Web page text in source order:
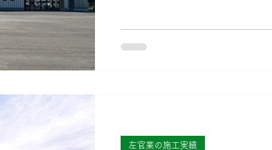
左官業の施工実績